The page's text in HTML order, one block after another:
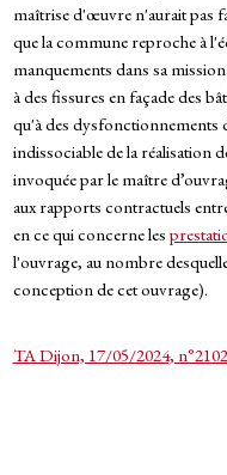
maîtrise d'œuvre n'aurait pas
que la commune reproche à
manquements dans sa
à des fissures en façade des
qu'à des dysfonctionnements
indissociable de la réalisation
invoquée par le maître
aux rapports contractuels
en ce qui concerne les
l'ouvrage, au nombre
conception de cet ouvrage).
TA Dijon, 17/05/2024,